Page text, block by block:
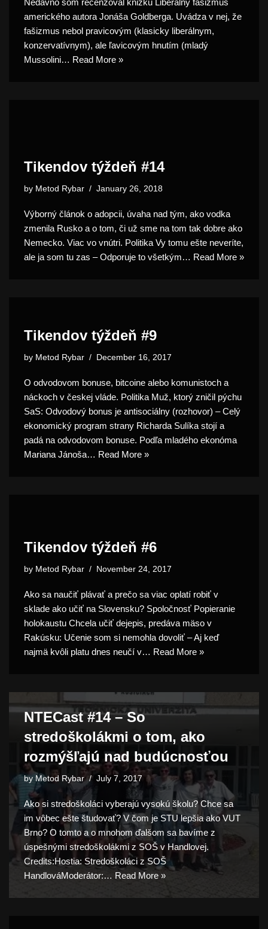
Nedávno som recenzoval knižku Liberálny fašizmus
amerického autora Jonáša Goldberga. Uvádza v nej, že
fašizmus nebol pravicovým (klasicky liberálnym,
konzervatívnym), ale ľavicovým hnutím (mladý
Mussolini… Read More »
Tikendov týždeň #14
by Metod Rybar January 26, 2018
Výborný článok o adopcii, úvaha nad tým, ako vodka
zmenila Rusko a o tom, či už sme na tom tak dobre ako
Nemecko. Viac vo vnútri. Politika Vy tomu ešte neveríte,
ale ja som tu zas – Odporuje to všetkým… Read More »
Tikendov týždeň #9
by Metod Rybar December 16, 2017
O odvodovom bonuse, bitcoine alebo komunistoch a
náckoch v českej vláde. Politika Muž, ktorý zničil pýchu
SaS: Odvodový bonus je antisociálny (rozhovor) – Celý
ekonomický program strany Richarda Sulíka stojí a
padá na odvodovom bonuse. Podľa mladého ekonóma
Mariana Jánoša… Read More »
Tikendov týždeň #6
by Metod Rybar November 24, 2017
Ako sa naučiť plávať a prečo sa viac oplatí robiť v
sklade ako učiť na Slovensku? Spoločnosť Popieranie
holokaustu Chcela učiť dejepis, predáva mäso v
Rakúsku: Učenie som si nemohla dovoliť – Aj keď
najmä kvôli platu dnes neučí v… Read More »
NTECast #14 – So
stredoškolákmi o tom, ako
rozmýšľajú nad budúcnosťou
by Metod Rybar July 7, 2017
Ako si stredoškoláci vyberajú vysokú školu? Chce sa
im vôbec ešte študovať? V čom je STU lepšia ako VUT
Brno? O tomto a o mnohom ďalšom sa bavíme z
úspešnými stredoškolákmi z SOŠ v Handlovej.
Credits:Hostia: Stredoškoláci z SOŠ
HandlováModerátor:… Read More »